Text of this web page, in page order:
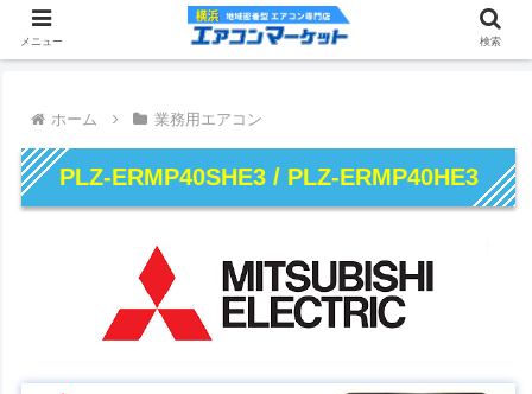
ホーム 業務用エアコン
PLZ-ERMP40SHE3 / PLZ-ERMP40HE3
メニュー 検索